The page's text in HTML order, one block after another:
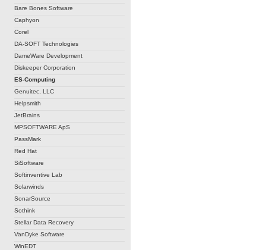
Bare Bones Software
Caphyon
Corel
DA-SOFT Technologies
DameWare Development
Diskeeper Corporation
ES-Computing
Genuitec, LLC
Helpsmith
JetBrains
MPSOFTWARE ApS
PassMark
Red Hat
SiSoftware
Softinventive Lab
Solarwinds
SonarSource
Sothink
Stellar Data Recovery
VanDyke Software
WinEDT